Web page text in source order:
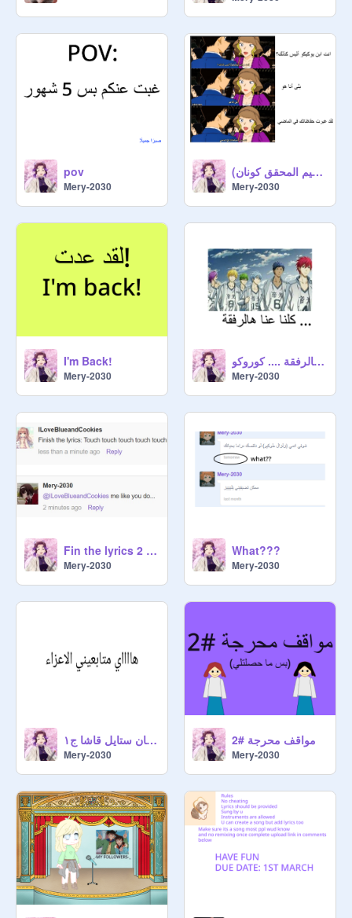
pov
Mery-2030
كلما خالتك تشوفك (ميم المحقق كونان)
Mery-2030
I'm Back!
Mery-2030
كلنا عنا هالرفقة .... كوروكو❤
Mery-2030
Fin the lyrics 2 remix
Mery-2030
What???
Mery-2030
سلسلة شخصيات كونان ستايل قاشا ج١
Mery-2030
مواقف محرجة #2
Mery-2030